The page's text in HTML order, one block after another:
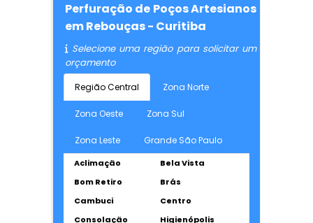
Perfuração de Poços Artesianos
em Rebouças - Curitiba
Selecione uma região para solicitar um
orçamento
Região Central Zona Norte
Zona Oeste Zona Sul
Zona Leste Grande São Paulo
Aclimação
Bela Vista
Bom Retiro
Brás
Cambuci
Centro
Consolação
Higienópolis